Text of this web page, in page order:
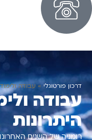
דרכון פורטוגלי » עבודה
עבודה
היתרונות
רומניה של השנים